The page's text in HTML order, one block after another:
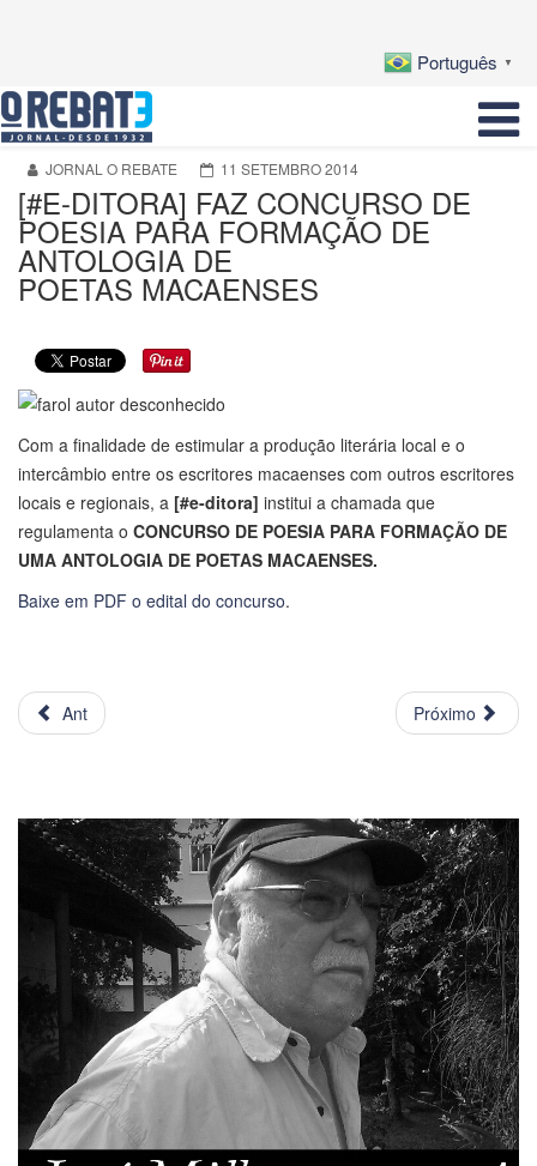
Português ▼
JORNAL O REBATE 11 SETEMBRO 2014
[#E-DITORA] FAZ CONCURSO DE
POESIA PARA FORMAÇÃO DE
ANTOLOGIA DE
POETAS MACAENSES
Com a finalidade de estimular a produção literária local e o
intercâmbio entre os escritores macaenses com outros escritores
locais e regionais, a [#e-ditora] institui a chamada que
regulamenta o CONCURSO DE POESIA PARA FORMAÇÃO DE
UMA ANTOLOGIA DE POETAS MACAENSES.
Baixe em PDF o edital do concurso.
Ant Próximo